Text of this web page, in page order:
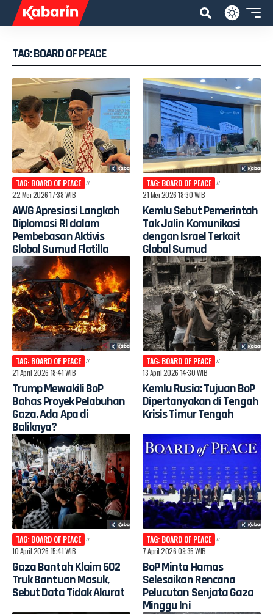
TAG: BOARD OF PEACE
TAG: BOARD OF PEACE
22 Mei 2026 17:38 WIB
AWG Apresiasi Langkah
Diplomasi RI dalam
Pembebasan Aktivis
Global Sumud Flotilla
TAG: BOARD OF PEACE
21 Mei 2026 18:30 WIB
Kemlu Sebut Pemerintah
Tak Jalin Komunikasi
dengan Israel Terkait
Global Sumud
TAG: BOARD OF PEACE
21 April 2026 18:41 WIB
Trump Mewakili BoP
Bahas Proyek Pelabuhan
Gaza, Ada Apa di
Baliknya?
TAG: BOARD OF PEACE
13 April 2026 14:30 WIB
Kemlu Rusia: Tujuan BoP
Dipertanyakan di Tengah
Krisis Timur Tengah
TAG: BOARD OF PEACE
10 April 2026 15:41 WIB
Gaza Bantah Klaim 602
Truk Bantuan Masuk,
Sebut Data Tidak Akurat
TAG: BOARD OF PEACE
7 April 2026 09:35 WIB
BoP Minta Hamas
Selesaikan Rencana
Pelucutan Senjata Gaza
Minggu Ini